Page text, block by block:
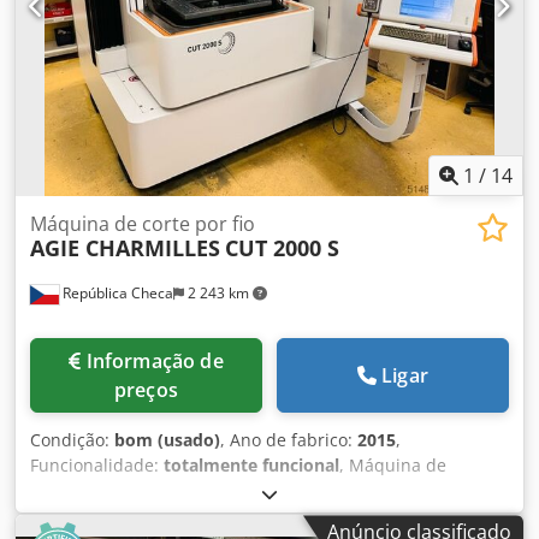
1000x560 mm Posições no magazine de troca de
ferramenta: 24 Potência do spindle a 40%ED: 18,5 kW Peso
aproximado: 6.500 kg Os dados técnicos, acessórios e
descrição da máquina não são vinculativos.
1 / 14
República Checa 2 243 km
Máquina de corte por fio
AGIE CHARMILLES CUT 2000 S
preços
Ligar
Condição: bom (usado), Ano de fabrico: 2015,
Funcionalidade: totalmente funcional, Máquina de
Eletroerosão a Fio GF AgieCharmilles CUT 2000 S – Ano
2015 – Pacote de Ferramentas EROWA Máquina CNC de
Anúncio classificado